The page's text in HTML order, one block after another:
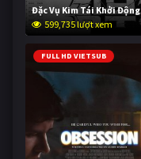
Đặc Vụ Kim Tái Khởi Động
599,735 lượt xem
FULL HD VIETSUB